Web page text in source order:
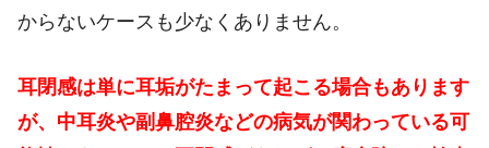
からないケースも少なくありません。
耳閉感は単に耳垢がたまって起こる場合もあります
が、中耳炎や副鼻腔炎などの病気が関わっている可